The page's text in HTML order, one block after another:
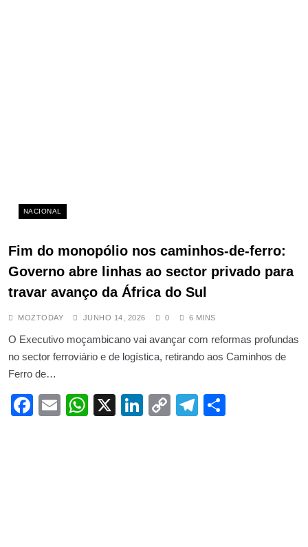
NACIONAL
Fim do monopólio nos caminhos-de-ferro:
Governo abre linhas ao sector privado para
travar avanço da África do Sul
MOZTODAY JUNHO 14, 2026 0 6 MINS
O Executivo moçambicano vai avançar com reformas profundas
no sector ferroviário e de logística, retirando aos Caminhos de
Ferro de…
Facebook
EmailWhatsApp
X LinkedIn
CopyTelegram